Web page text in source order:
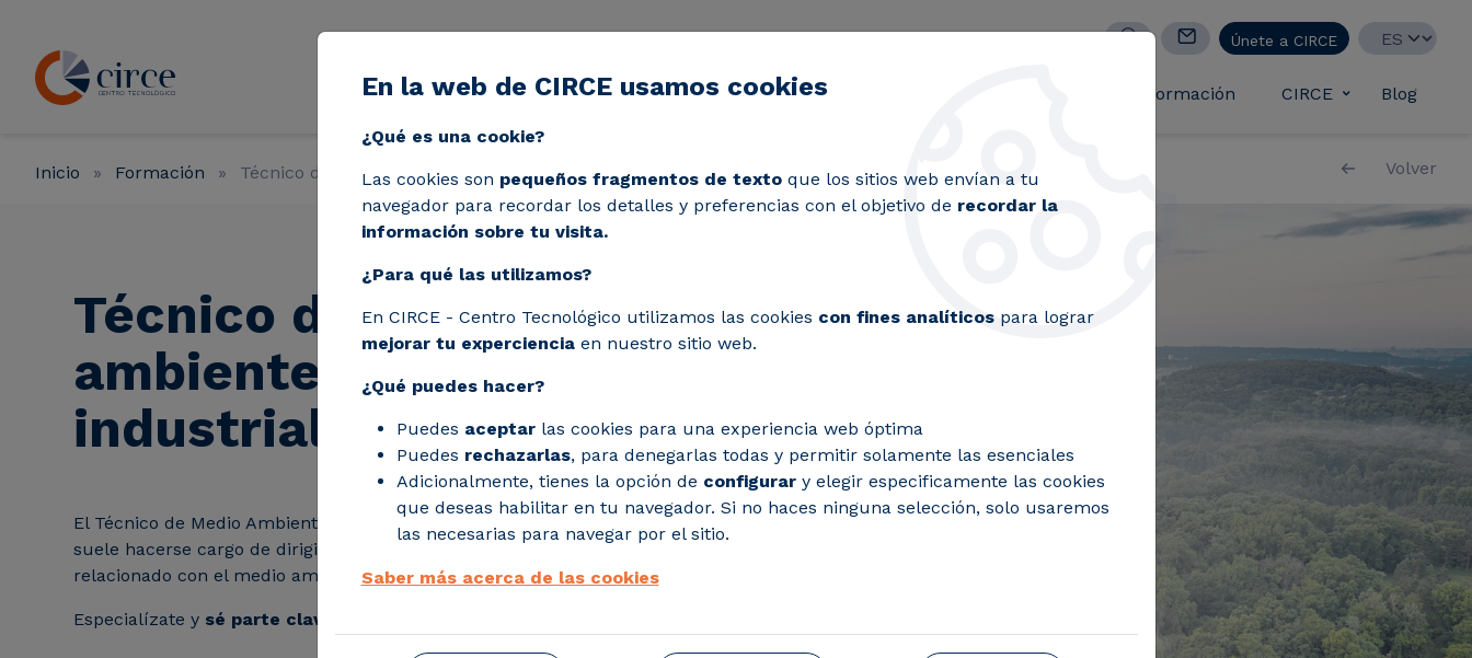
Únete a CIRCE Select your
Líneas de actividad Servicios Laboratorios Formación CIRCE
Toggle
Blog
Inicio Formación Técnico de medio ambiente en el sector industrial Volver
Técnico de medio
ambiente en el sector
industrial
El Técnico de Medio Ambiente en el Sector Industrial es la figura que
suele hacerse cargo de dirigir, coordinar y controlar todo lo
relacionado con el medio ambiente de la empresa.
Especialízate y sé parte clave en tu entidad
En la web de CIRCE usamos cookies
¿Qué es una cookie?
Las cookies son pequeños fragmentos de textoque los sitios web envían a tu
navegador para recordar los detalles y preferencias con el objetivo de recordar la
información sobre tu visita.
¿Para qué las utilizamos?
En CIRCE - Centro Tecnológico utilizamos las cookies con fines analíticospara lograr
mejorar tu expercienciaen nuestro sitio web.
¿Qué puedes hacer?
Puedes aceptarlas cookies para una experiencia web óptima
Puedes rechazarlas, para denegarlas todas y permitir solamente las esenciales
Adicionalmente, tienes la opción de configurary elegir especificamente las cookies
que deseas habilitar en tu navegador. Si no haces ninguna selección, solo usaremos
las necesarias para navegar por el sitio.
Saber más acerca de las cookies